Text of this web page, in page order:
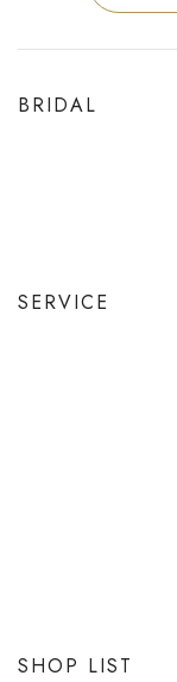
BRIDAL
SERVICE
SHOP LIST